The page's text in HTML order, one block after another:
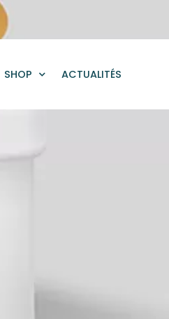
SHOP ACTUALITÉS